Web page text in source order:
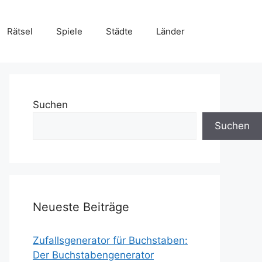
Rätsel Spiele Städte Länder
Suchen
Suchen
Neueste Beiträge
Zufallsgenerator für Buchstaben:
Der Buchstabengenerator